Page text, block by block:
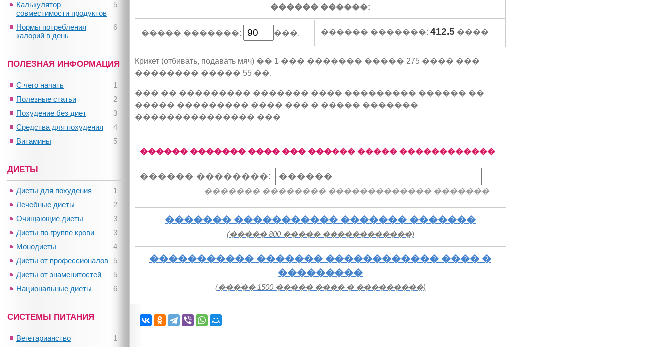
������ ������:
����� �������: ���. ������ �������: 412.5 ����
Крикет (отбивать, подавать мяч) �� 1 ��� ������� ����� 275 ���� ���
�������� ����� 55 ��.
��� �� ��������� ������� ���� ��������� ������ ��
����� ��������� ���� ��� � ����� �������
��������������� ���
������ ������� ���� ��� ������ ����� ������������
������ ��������:
������� �������� ������������� �������
������� ����������� ������� �������
(����� 800 ����� ������������)
����������� ������� ������������ ���� �
���������
(����� 1500 ����� ���� � ���������)
5
Калькулятор
совместимости продуктов
6
Нормы потребления
калорий в день
ПОЛЕЗНАЯ ИНФОРМАЦИЯ
1
С чего начать
2
Полезные статьи
3
Похудение без диет
4
Средства для похудения
5
Витамины
ДИЕТЫ
1
Диеты для похудения
2
Лечебные диеты
3
Очищающие диеты
3
Диеты по группе крови
4
Монодиеты
5
Диеты от профессионалов
5
Диеты от знаменитостей
6
Национальные диеты
СИСТЕМЫ ПИТАНИЯ
1
Вегетарианство